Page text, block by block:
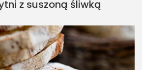
z suszoną śliwką